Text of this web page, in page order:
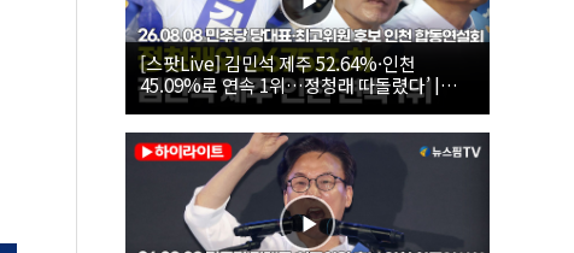
[스팟Live] 김민석 제주 52.64%·인천
45.09%로 연속 1위…정청래 따돌렸다’ |
26.08.08 더불어민주당 당대표·최고위원 후
보 인천 합동연설회